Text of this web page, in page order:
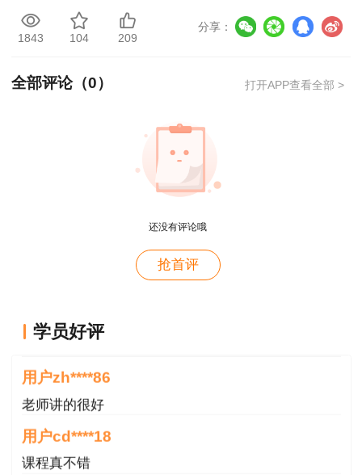
其中，分部分项的工程量采用招标工程量清单
提供的数量；综合单价根据分部分项工程量清单项
据的规定确定。而且，综合单价应包括招标文件中
（2）措施项目费
施工组织设计确定。具体计价时，可以计算工程量
的措施项目，应按分部分项工程量清单的方式采用
综合单价计价；其余的措施项目，可以“项”为单位
用。安全文明施工费不得作为竞争性费用。
（3）其他项目费
其中的暂列金额，应按招标工程量清单中列出
的金额填写；暂估价中，材料、工程设备单价、控
制价应按招标工程量清单列出的单价计入综合单
1843 104 209
分享：
全部评论（0） 打开APP查看全部 >
还没有评论哦
抢首评
学员好评
老师讲的深入浅出，风趣幽默。编的记忆口诀也很助
用户zh****86
用户cd****18
课程真不错
用户g****jk
老师很用心，讲得很到位。